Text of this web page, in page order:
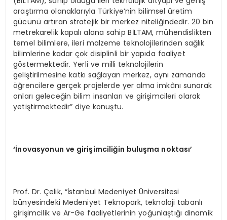
araştırma olanaklarıyla Türkiye’nin bilimsel üretim
gücünü artıran stratejik bir merkez niteliğindedir. 20 bin
metrekarelik kapalı alana sahip BİLTAM, mühendislikten
temel bilimlere, ileri malzeme teknolojilerinden sağlık
bilimlerine kadar çok disiplinli bir yapıda faaliyet
göstermektedir. Yerli ve milli teknolojilerin
geliştirilmesine katkı sağlayan merkez, aynı zamanda
öğrencilere gerçek projelerde yer alma imkânı sunarak
onları geleceğin bilim insanları ve girişimcileri olarak
yetiştirmektedir” diye konuştu.
‘İnovasyonun ve girişimciliğin buluşma noktası’
Prof. Dr. Çelik, “İstanbul Medeniyet Üniversitesi
bünyesindeki Medeniyet Teknopark, teknoloji tabanlı
girişimcilik ve Ar-Ge faaliyetlerinin yoğunlaştığı dinamik